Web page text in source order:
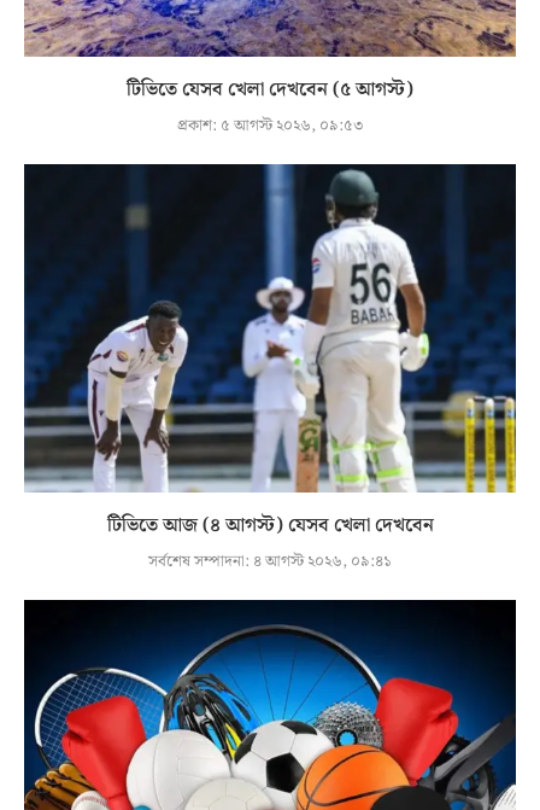
টিভিতে যেসব খেলা দেখবেন (৫ আগস্ট)
প্রকাশ: ৫ আগস্ট ২০২৬, ০৯:৫৩
টিভিতে আজ (৪ আগস্ট) যেসব খেলা দেখবেন
সর্বশেষ সম্পাদনা: ৪ আগস্ট ২০২৬, ০৯:৪১